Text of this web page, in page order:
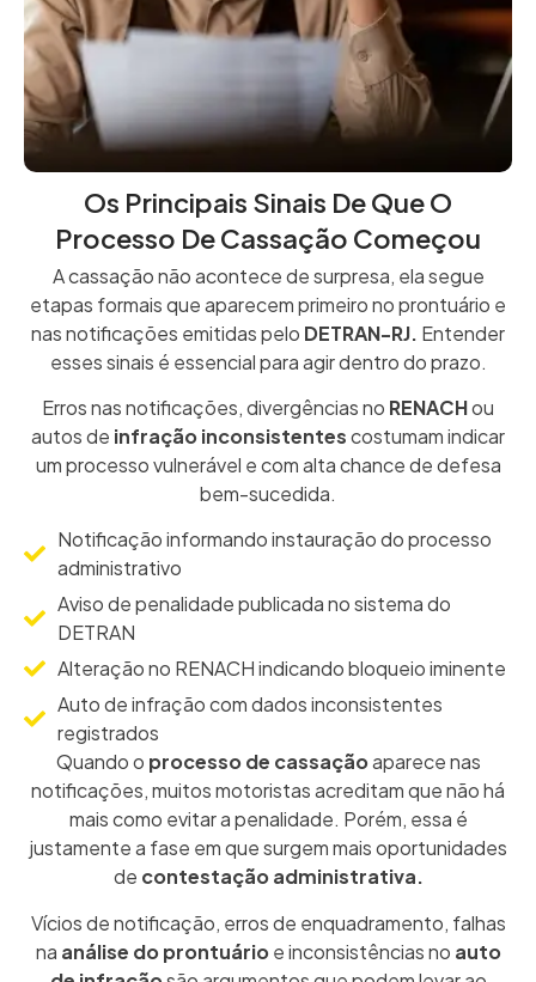
Os Principais Sinais De Que O
Processo De Cassação Começou
A cassação não acontece de surpresa, ela segue
etapas formais que aparecem primeiro no prontuário e
nas notificações emitidas pelo DETRAN-RJ. Entender
esses sinais é essencial para agir dentro do prazo.
Erros nas notificações, divergências no RENACHou
autos de infração inconsistentescostumam indicar
um processo vulnerável e com alta chance de defesa
bem-sucedida.
Notificação informando instauração do processo
administrativo
Aviso de penalidade publicada no sistema do
DETRAN
Alteração no RENACH indicando bloqueio iminente
Auto de infração com dados inconsistentes
registrados
Quando o processo de cassaçãoaparece nas
notificações, muitos motoristas acreditam que não há
mais como evitar a penalidade. Porém, essa é
justamente a fase em que surgem mais oportunidades
de contestação administrativa.
Vícios de notificação, erros de enquadramento, falhas
na análise do prontuárioe inconsistências no auto